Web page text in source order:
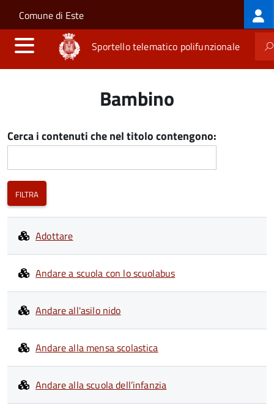
Salta al contenuto principale
Skip to site navigation
Comune di Este
Sportello telematico polifunzionale
Bambino
Cerca i contenuti che nel titolo contengono:
Adottare
Andare a scuola con lo scuolabus
Andare all'asilo nido
Andare alla mensa scolastica
Andare alla scuola dell’infanzia